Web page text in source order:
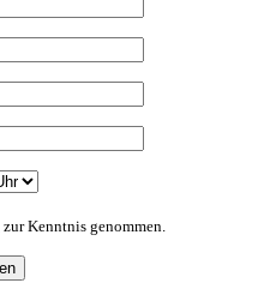
zur Kenntnis genommen.